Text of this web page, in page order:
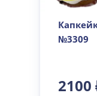
№3309
2100